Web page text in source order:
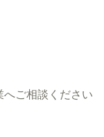
ご相談ください